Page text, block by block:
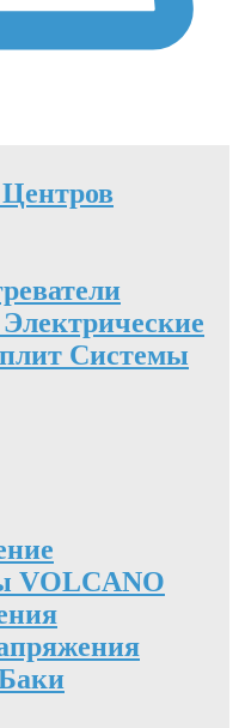
Системы
VOLCANO